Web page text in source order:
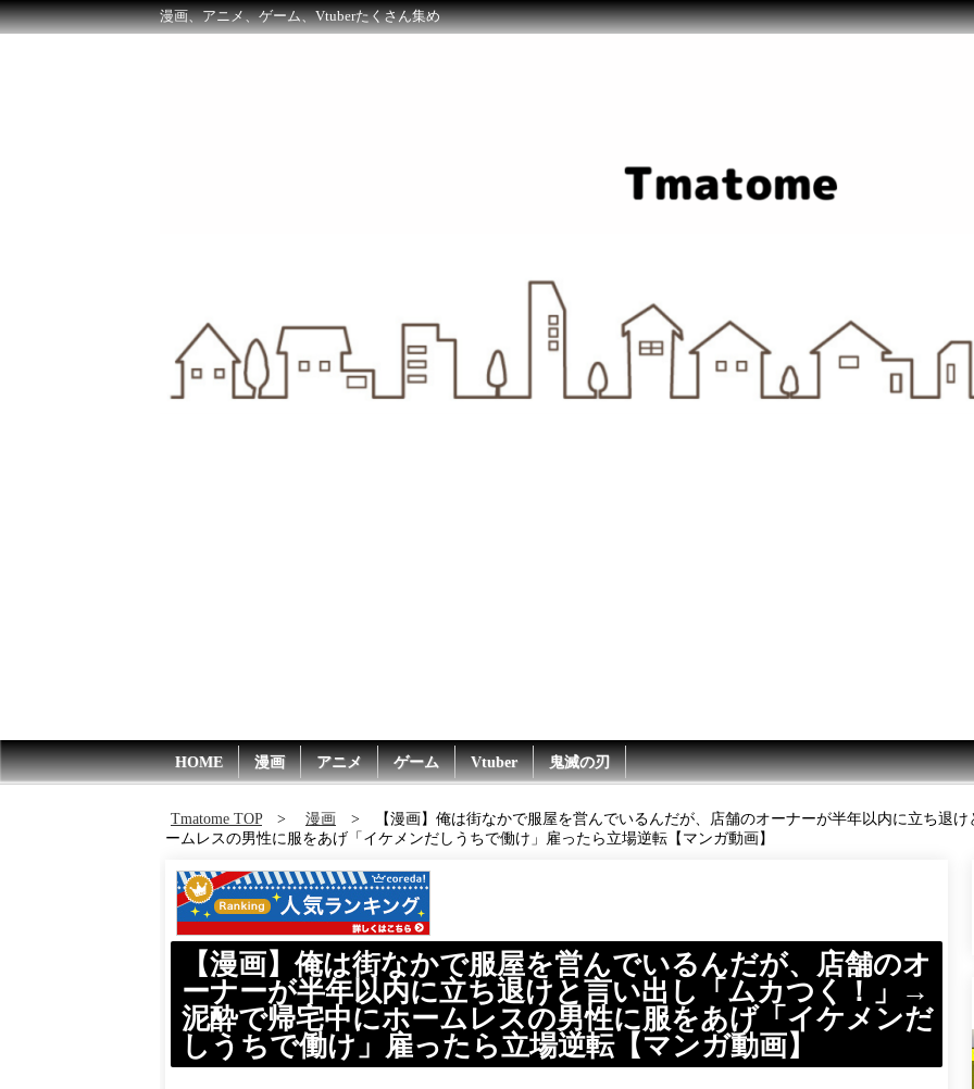
漫画、アニメ、ゲーム、Vtuberたくさん集め
HOME 漫画 アニメ ゲーム Vtuber 鬼滅の刃
Tmatome TOP 漫画
【漫画】俺は街なかで服屋を営んでいるんだが、店舗のオーナーが半年以内に立ち退
ームレスの男性に服をあげ「イケメンだしうちで働け」雇ったら立場逆転【マンガ動画】
【漫画】俺は街なかで服屋を営んでいるんだが、店舗のオ
ーナーが半年以内に立ち退けと言い出し「ムカつく！」→
泥酔で帰宅中にホームレスの男性に服をあげ「イケメンだ
しうちで働け」雇ったら立場逆転【マンガ動画】